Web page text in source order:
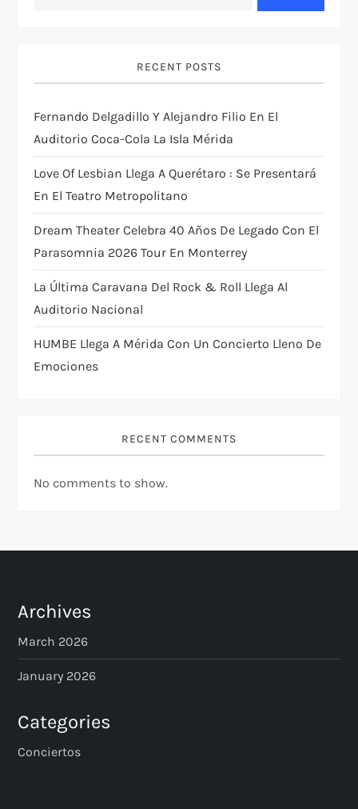
g
a
t
i
o
n
RECENT POSTS
Fernando Delgadillo Y Alejandro Filio En El
Auditorio Coca-Cola La Isla Mérida
Love Of Lesbian Llega A Querétaro : Se Presentará
En El Teatro Metropolitano
Dream Theater Celebra 40 Años De Legado Con El
Parasomnia 2026 Tour En Monterrey
La Última Caravana Del Rock & Roll Llega Al
Auditorio Nacional
HUMBE Llega A Mérida Con Un Concierto Lleno De
Emociones
RECENT COMMENTS
No comments to show.
Archives
March 2026
January 2026
Categories
Conciertos